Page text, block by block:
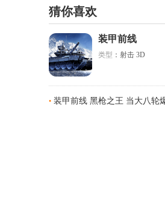
猜你喜欢
装甲前线
类型 ：射击 3D
• 装甲前线 黑枪之王 当大八轮